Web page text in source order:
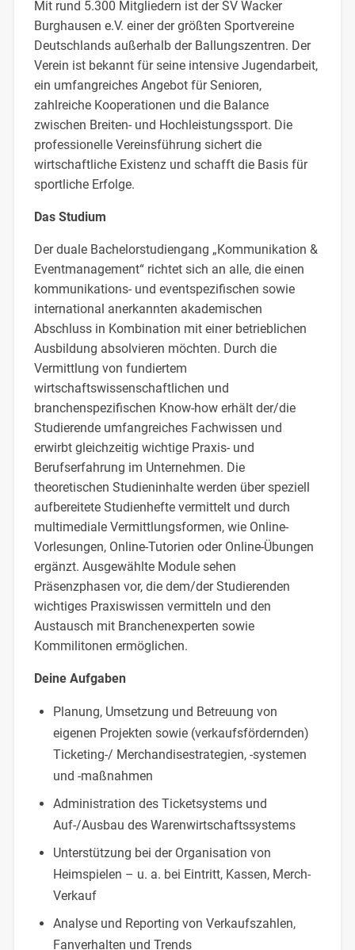
Mit rund 5.300 Mitgliedern ist der SV Wacker
Burghausen e.V. einer der größten Sportvereine
Deutschlands außerhalb der Ballungszentren. Der
Verein ist bekannt für seine intensive Jugendarbeit,
ein umfangreiches Angebot für Senioren,
zahlreiche Kooperationen und die Balance
zwischen Breiten- und Hochleistungssport. Die
professionelle Vereinsführung sichert die
wirtschaftliche Existenz und schafft die Basis für
sportliche Erfolge.
Das Studium
Der duale Bachelorstudiengang „Kommunikation &
Eventmanagement“ richtet sich an alle, die einen
kommunikations- und eventspezifischen sowie
international anerkannten akademischen
Abschluss in Kombination mit einer betrieblichen
Ausbildung absolvieren möchten. Durch die
Vermittlung von fundiertem
wirtschaftswissenschaftlichen und
branchenspezifischen Know-how erhält der/die
Studierende umfangreiches Fachwissen und
erwirbt gleichzeitig wichtige Praxis- und
Berufserfahrung im Unternehmen. Die
theoretischen Studieninhalte werden über speziell
aufbereitete Studienhefte vermittelt und durch
multimediale Vermittlungsformen, wie Online-
Vorlesungen, Online-Tutorien oder Online-Übungen
ergänzt. Ausgewählte Module sehen
Präsenzphasen vor, die dem/der Studierenden
wichtiges Praxiswissen vermitteln und den
Austausch mit Branchenexperten sowie
Kommilitonen ermöglichen.
Deine Aufgaben
Planung, Umsetzung und Betreuung von
eigenen Projekten sowie (verkaufsfördernden)
Ticketing-/ Merchandisestrategien, -systemen
und -maßnahmen
Administration des Ticketsystems und
Auf-/Ausbau des Warenwirtschaftssystems
Unterstützung bei der Organisation von
Heimspielen – u. a. bei Eintritt, Kassen, Merch-
Verkauf
Analyse und Reporting von Verkaufszahlen,
Fanverhalten und Trends